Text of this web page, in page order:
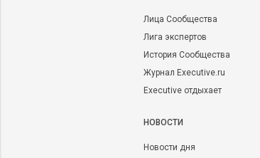
Лица Сообщества
Лига экспертов
История Сообщества
Журнал Executive.ru
Executive отдыхает
НОВОСТИ
Новости дня